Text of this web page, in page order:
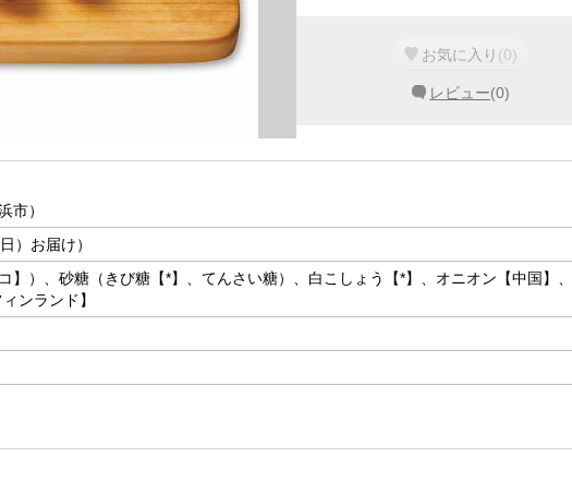
お気に入り (0)
レビュー(0)
市）
）お届け）
】）、砂糖（きび糖【*】、てんさい糖）、白こしょう【*】、オニオン【中国】、
ンランド】